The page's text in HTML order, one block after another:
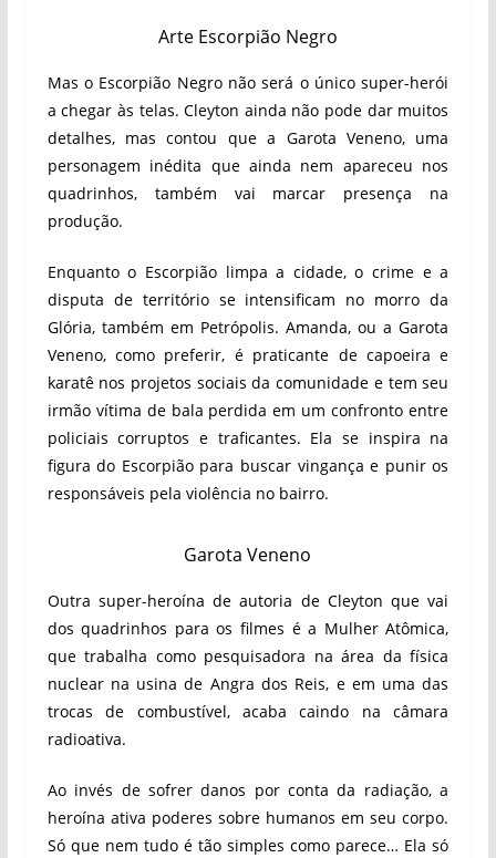
Arte Escorpião Negro
Mas o Escorpião Negro não será o único super-herói
a chegar às telas. Cleyton ainda não pode dar muitos
detalhes, mas contou que a Garota Veneno, uma
personagem inédita que ainda nem apareceu nos
quadrinhos, também vai marcar presença na
produção.
Enquanto o Escorpião limpa a cidade, o crime e a
disputa de território se intensificam no morro da
Glória, também em Petrópolis. Amanda, ou a Garota
Veneno, como preferir, é praticante de capoeira e
karatê nos projetos sociais da comunidade e tem seu
irmão vítima de bala perdida em um confronto entre
policiais corruptos e traficantes. Ela se inspira na
figura do Escorpião para buscar vingança e punir os
responsáveis pela violência no bairro.
Garota Veneno
Outra super-heroína de autoria de Cleyton que vai
dos quadrinhos para os filmes é a Mulher Atômica,
que trabalha como pesquisadora na área da física
nuclear na usina de Angra dos Reis, e em uma das
trocas de combustível, acaba caindo na câmara
radioativa.
Ao invés de sofrer danos por conta da radiação, a
heroína ativa poderes sobre humanos em seu corpo.
Só que nem tudo é tão simples como parece… Ela só